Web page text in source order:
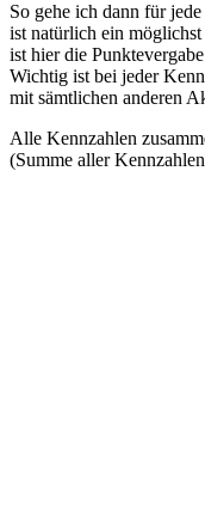
So gehe ich dann für
ist natürlich ein
ist hier die
Wichtig ist bei jeder
mit sämtlichen anderen
Alle Kennzahlen
(Summe aller